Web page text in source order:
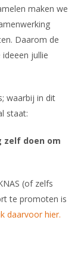
maken we
Daarom de
jullie
waarbij in dit
staat:
zelf doen om
(of zelfs
te promoten is
daarvoor hier.